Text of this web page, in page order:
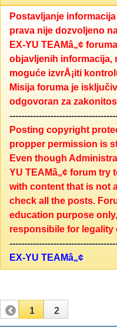
Postavljanje
prava nije dozvoljeno
EX-YU TEAMâ„¢
objavljenih informacija,
moguće izvrÅ¡iti
Misija foruma je
odgovoran za
Posting copyright
propper permission is
Even though
YU TEAMâ„¢ forum try
with content that is not
check all the posts.
education purpose
responsibile for legality
EX-YU TEAMâ„¢
1 2